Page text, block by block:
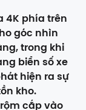
4K phía trên
góc nhìn
trong khi
biển số xe
hiện ra sự
kho.
cắp vào